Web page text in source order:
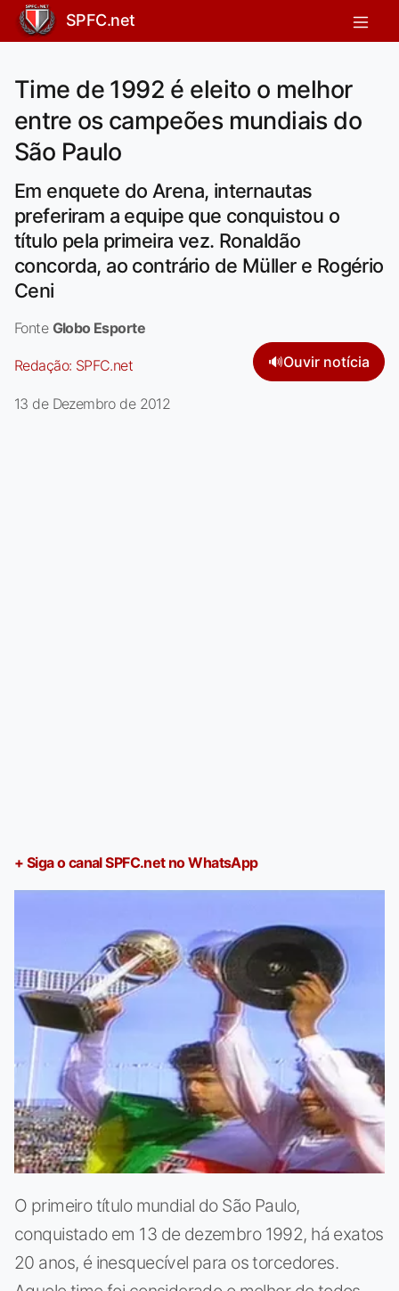
SPFC.net
Time de 1992 é eleito o melhor
entre os campeões mundiais do
São Paulo
Em enquete do Arena, internautas
preferiram a equipe que conquistou o
título pela primeira vez. Ronaldão
concorda, ao contrário de Müller e Rogério
Ceni
Fonte Globo Esporte
Redação: SPFC.net 🔊Ouvir notícia
13 de Dezembro de 2012
+ Siga o canal SPFC.net no WhatsApp
O primeiro título mundial do São Paulo,
conquistado em 13 de dezembro 1992, há exatos
20 anos, é inesquecível para os torcedores.